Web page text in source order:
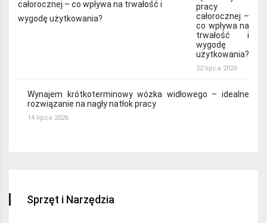
pracy
całorocznej –
co wpływa na
trwałość i
wygodę
użytkowania?
22 lipca 2026
Wynajem krótkoterminowy wózka widłowego – idealne
rozwiązanie na nagły natłok pracy
14 lipca 2026
Sprzęt i Narzędzia